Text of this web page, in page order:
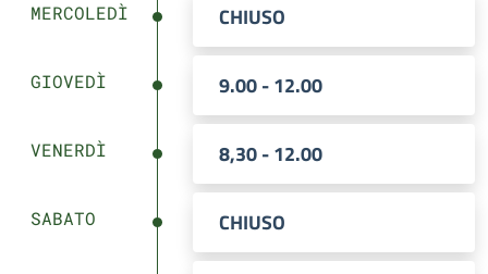
MERCOLEDÌ CHIUSO
GIOVEDÌ 9.00 - 12.00
VENERDÌ 8,30 - 12.00
SABATO CHIUSO